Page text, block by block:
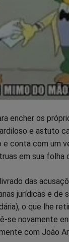
encher os
e astuto
e conta com um
em sua folha
das
jurídicas e de
o que lhe
se novamente
com João